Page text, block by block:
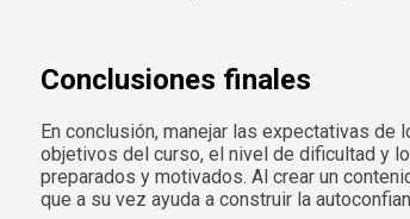
Conclusiones finales
En conclusión, manejar las expectativas
objetivos del curso, el nivel de dificultad y
preparados y motivados. Al crear un
que a su vez ayuda a construir la